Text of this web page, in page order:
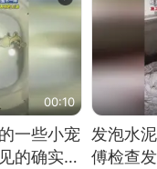
00:10
一些小宠
的确实有
发泡水
傅检查